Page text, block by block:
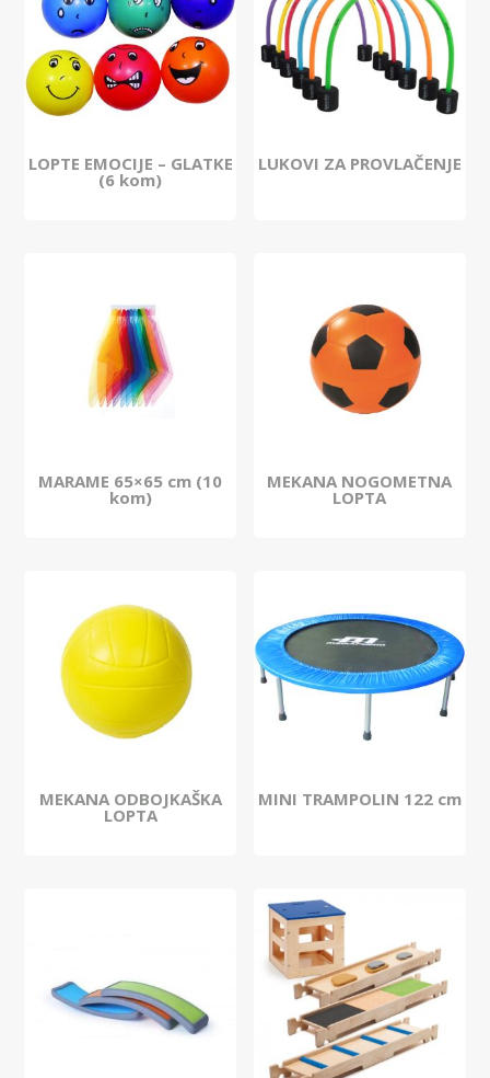
LOPTE EMOCIJE – GLATKE
(6 kom)
LUKOVI ZA PROVLAČENJE
MARAME 65×65 cm (10
kom)
MEKANA NOGOMETNA
LOPTA
MEKANA ODBOJKAŠKA
LOPTA
MINI TRAMPOLIN 122 cm